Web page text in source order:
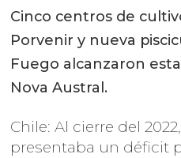
Cinco centros de
Porvenir y nueva
Fuego alcanzaron
Nova Austral.
Chile: Al cierre del
presentaba un déficit